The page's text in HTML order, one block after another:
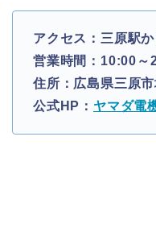
アクセス：三原駅
営業時間：10:00～
住所：広島県三原
公式HP： ヤマダ電